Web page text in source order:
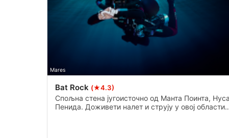
Mares
Bat Rock (★4.3)
Спољна стена југоисточно од Манта Поинта, Нуса
Пенида. Доживети налет и струју у овој области
Use precise geolocation data
Identify devices based on information actively requested
Performance